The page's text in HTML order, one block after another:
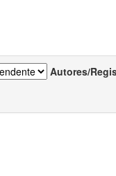
Autores/